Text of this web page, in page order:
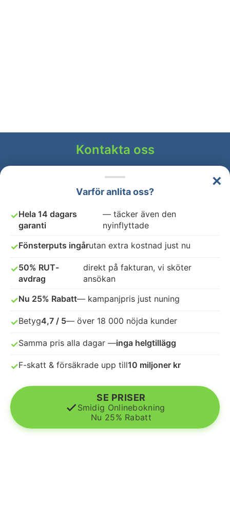
Kontakta oss
Alla dagar: 08:00 - 17:00
Ring:0105855801
Övrig tid använd vårtkontaktformulär
Vi svarar på ditt mail inom 24 timmar!
Avtal & Villkor
ANSLUT DITT FÖRETAG
×
Varför anlita oss?
✓Hela 14 dagars
garanti
— täcker även den
nyinflyttade
✓Fönsterputs ingårutan extra kostnad just nu
✓50% RUT-
avdrag
direkt på fakturan, vi sköter
ansökan
✓Nu 25% Rabatt— kampanjpris just nuning
✓Betyg4,7 / 5— över 18 000 nöjda kunder
✓Samma pris alla dagar —inga helgtillägg
✓F-skatt & försäkrade upp till10 miljoner kr
SE PRISER
Smidig Onlinebokning
Nu 25% Rabatt